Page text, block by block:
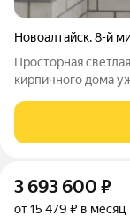
Новоалтайск,8-й
Просторная
кирпичного дома
мебель и
освещение на
3 693 600 ₽
от 15 479 ₽ в месяц